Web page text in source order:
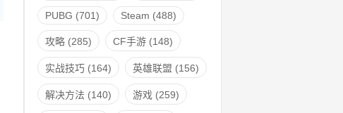
PUBG (701) Steam (488)
攻略 (285) CF手游 (148)
实战技巧 (164) 英雄联盟 (156)
解决方法 (140) 游戏 (259)